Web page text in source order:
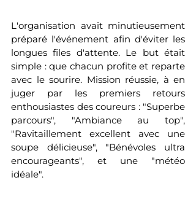
L'organisation avait minutieusement
préparé l'événement afin d'éviter les
longues files d'attente. Le but était
simple : que chacun profite et reparte
avec le sourire. Mission réussie, à en
juger par les premiers retours
enthousiastes des coureurs : "Superbe
parcours", "Ambiance au top",
"Ravitaillement excellent avec une
soupe délicieuse", "Bénévoles ultra
encourageants", et une "météo
idéale".